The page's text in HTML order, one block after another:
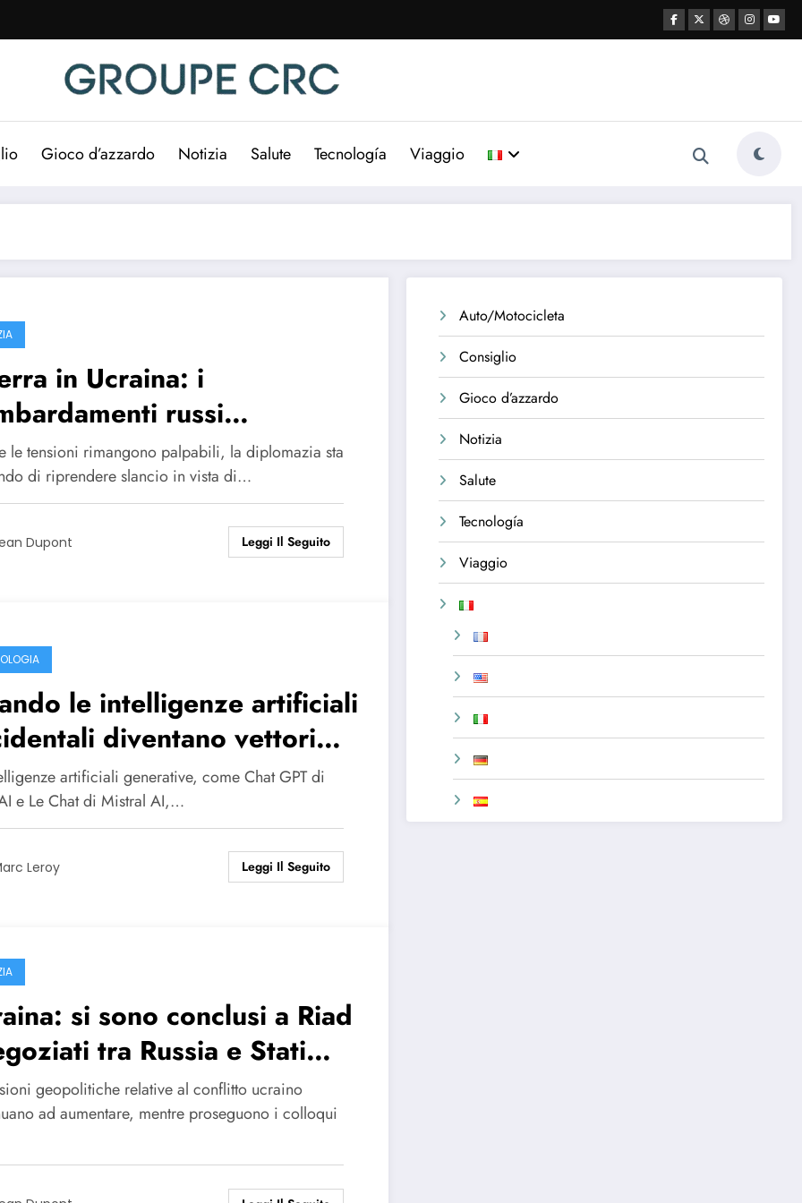
Gioco d’azzardo Notizia Salute Tecnología Viaggio
in Ucraina: i
russi
mentre si avvicinano
per il cessate il
tra Stati Uniti e Russia
le tensioni rimangono palpabili, la diplomazia sta
di riprendere slancio in vista di…
Dupont Leggi Il Seguito
le intelligenze artificiali
diventano vettori
disinformazione russa
artificiali generative, come Chat GPT di
e Le Chat di Mistral AI,…
Leroy Leggi Il Seguito
si sono conclusi a Riad
tra Russia e Stati
segui le ultime notizie.
geopolitiche relative al conflitto ucraino
ad aumentare, mentre proseguono i colloqui
Auto/Motocicleta
Consiglio
Gioco d’azzardo
Notizia
Salute
Tecnología
Viaggio